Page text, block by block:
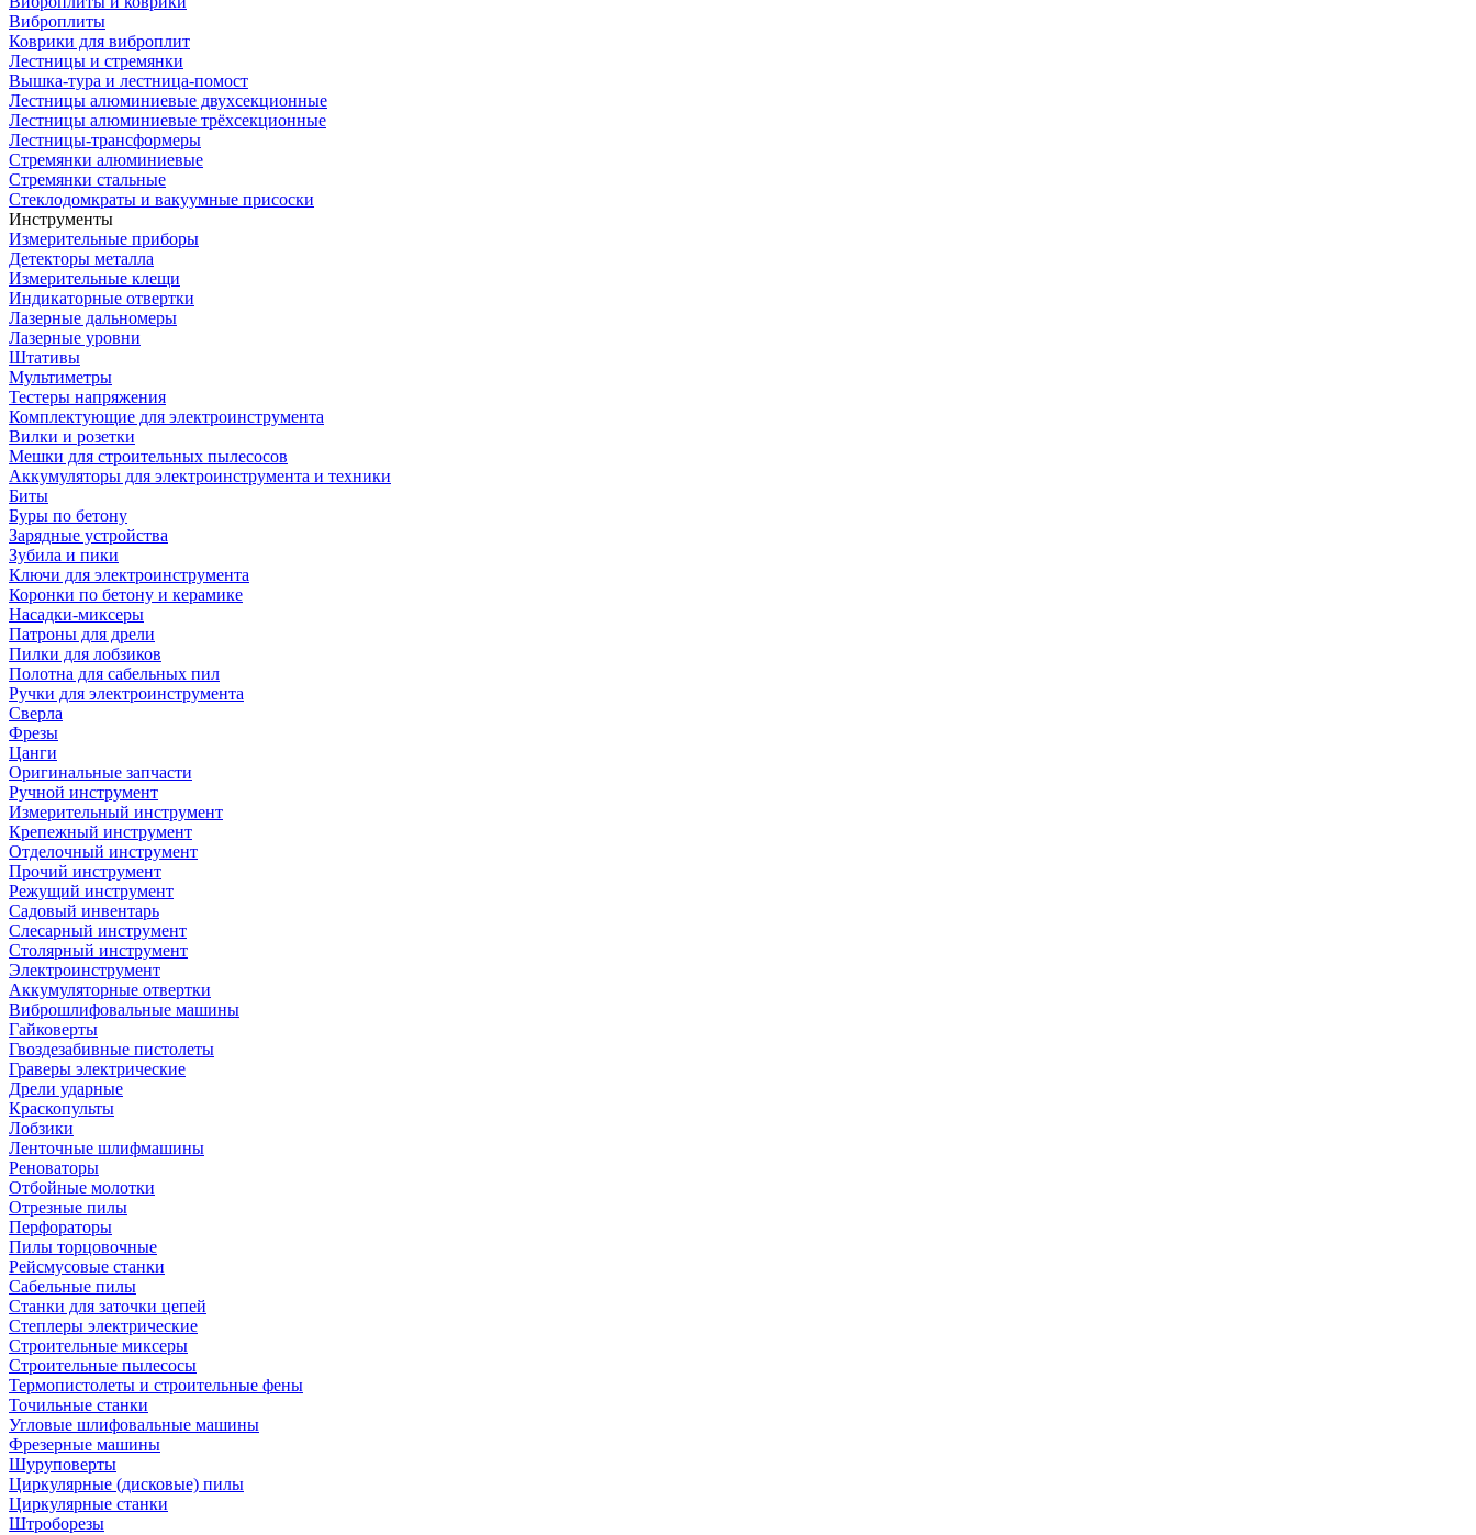
Виброплиты
Коврики для виброплит
Лестницы и стремянки
Вышка-тура и лестница-помост
Лестницы алюминиевые двухсекционные
Лестницы алюминиевые трёхсекционные
Лестницы-трансформеры
Стремянки алюминиевые
Стремянки стальные
Стеклодомкраты и вакуумные присоски
Инструменты
Измерительные приборы
Детекторы металла
Измерительные клещи
Индикаторные отвертки
Лазерные дальномеры
Лазерные уровни
Штативы
Мультиметры
Тестеры напряжения
Комплектующие для электроинструмента
Вилки и розетки
Мешки для строительных пылесосов
Аккумуляторы для электроинструмента и техники
Биты
Буры по бетону
Зарядные устройства
Зубила и пики
Ключи для электроинструмента
Коронки по бетону и керамике
Насадки-миксеры
Патроны для дрели
Пилки для лобзиков
Полотна для сабельных пил
Ручки для электроинструмента
Сверла
Фрезы
Цанги
Оригинальные запчасти
Ручной инструмент
Измерительный инструмент
Крепежный инструмент
Отделочный инструмент
Прочий инструмент
Режущий инструмент
Садовый инвентарь
Слесарный инструмент
Столярный инструмент
Электроинструмент
Аккумуляторные отвертки
Виброшлифовальные машины
Гайковерты
Гвоздезабивные пистолеты
Граверы электрические
Дрели ударные
Краскопульты
Лобзики
Ленточные шлифмашины
Реноваторы
Отбойные молотки
Отрезные пилы
Перфораторы
Пилы торцовочные
Рейсмусовые станки
Сабельные пилы
Станки для заточки цепей
Степлеры электрические
Строительные миксеры
Строительные пылесосы
Термопистолеты и строительные фены
Точильные станки
Угловые шлифовальные машины
Фрезерные машины
Шуруповерты
Циркулярные (дисковые) пилы
Циркулярные станки
Штроборезы